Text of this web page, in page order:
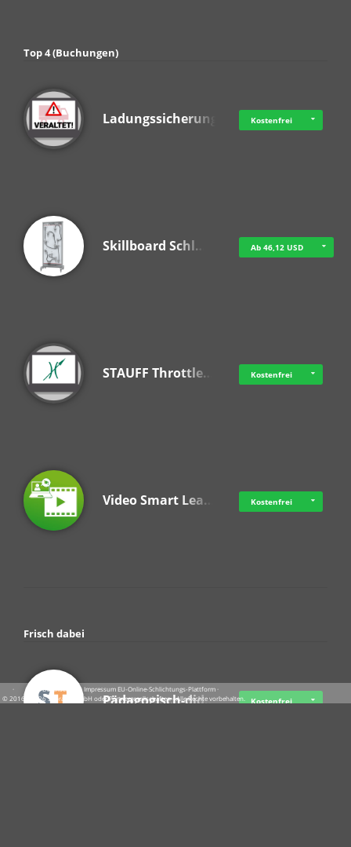
Top 4 (Buchungen)
Ladungssicherung Kostenfrei
Skillboard Schl… Ab 46,12 USD
STAUFF Throttle… Kostenfrei
Video Smart Lea… Kostenfrei
Frisch dabei
Pädagogisch-did… Kostenfrei
· · ·Datenschutz ·Impressum EU-Online-Schlichtungs-Plattform·
© 2016 - 2026 SupraTix GmbH oder Partnergesellschaften - Alle Rechte vorbehalten.